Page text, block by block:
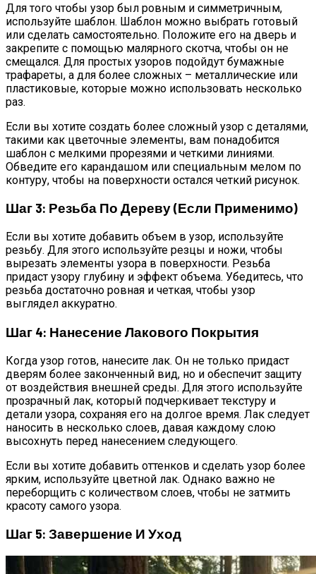
Для того чтобы узор был ровным и симметричным,
используйте шаблон. Шаблон можно выбрать готовый
или сделать самостоятельно. Положите его на дверь и
закрепите с помощью малярного скотча, чтобы он не
смещался. Для простых узоров подойдут бумажные
трафареты, а для более сложных – металлические или
пластиковые, которые можно использовать несколько
раз.
Если вы хотите создать более сложный узор с деталями,
такими как цветочные элементы, вам понадобится
шаблон с мелкими прорезями и четкими линиями.
Обведите его карандашом или специальным мелом по
контуру, чтобы на поверхности остался четкий рисунок.
Шаг 3: Резьба По Дереву (если Применимо)
Если вы хотите добавить объем в узор, используйте
резьбу. Для этого используйте резцы и ножи, чтобы
вырезать элементы узора в поверхности. Резьба
придаст узору глубину и эффект объема. Убедитесь, что
резьба достаточно ровная и четкая, чтобы узор
выглядел аккуратно.
Шаг 4: Нанесение Лакового Покрытия
Когда узор готов, нанесите лак. Он не только придаст
дверям более законченный вид, но и обеспечит защиту
от воздействия внешней среды. Для этого используйте
прозрачный лак, который подчеркивает текстуру и
детали узора, сохраняя его на долгое время. Лак следует
наносить в несколько слоев, давая каждому слою
высохнуть перед нанесением следующего.
Если вы хотите добавить оттенков и сделать узор более
ярким, используйте цветной лак. Однако важно не
переборщить с количеством слоев, чтобы не затмить
красоту самого узора.
Шаг 5: Завершение И Уход